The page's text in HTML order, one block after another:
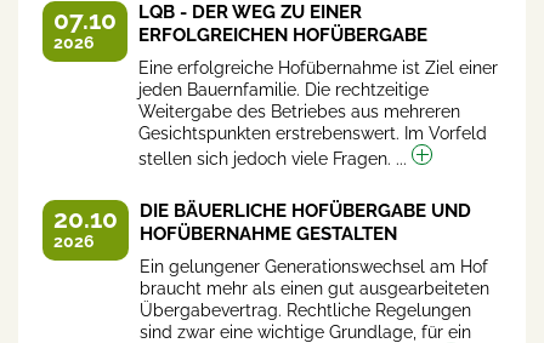
07.10
2026
LQB - DER WEG ZU EINER
ERFOLGREICHEN HOFÜBERGABE
Eine erfolgreiche Hofübernahme ist Ziel einer
jeden Bauernfamilie. Die rechtzeitige
Weitergabe des Betriebes aus mehreren
Gesichtspunkten erstrebenswert. Im Vorfeld
stellen sich jedoch viele Fragen. ...
20.10
2026
DIE BÄUERLICHE HOFÜBERGABE UND
HOFÜBERNAHME GESTALTEN
Ein gelungener Generationswechsel am Hof
braucht mehr als einen gut ausgearbeiteten
Übergabevertrag. Rechtliche Regelungen
sind zwar eine wichtige Grundlage, für ein